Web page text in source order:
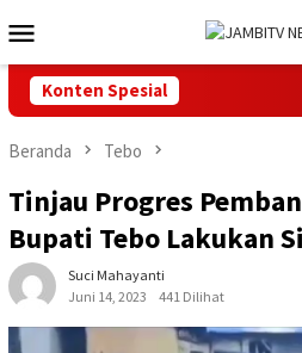
ke
kontenMobile
Konten Spesial
Beranda Tebo
Tinjau Progres
Bupati Tebo Lakukan
Suci Mahayanti
Juni 14, 2023
441 Dilihat